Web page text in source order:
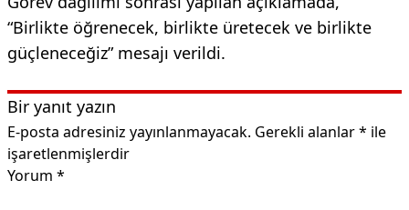
“Birlikte öğrenecek, birlikte üretecek ve birlikte
güçleneceğiz” mesajı verildi.
Bir yanıt yazın
E-posta adresiniz yayınlanmayacak. Gerekli alanlar* ile
işaretlenmişlerdir
Yorum *